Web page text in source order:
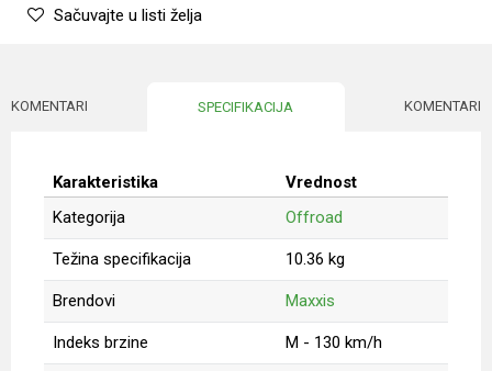
Sačuvajte u listi želja
KOMENTARI SPECIFIKACIJA KOMENTARI
Karakteristika
Vrednost
Kategorija
Offroad
Težina specifikacija 10.36 kg
Brendovi Maxxis
Indeks brzine M - 130 km/h